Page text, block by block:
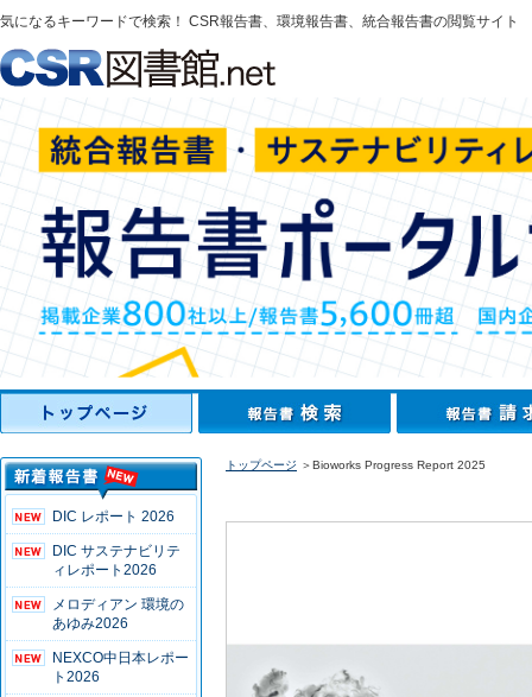
気になるキーワードで検索！ CSR報告書、環境報告書、統合報告書の閲覧サイト
DIC レポート 2026
DIC サステナビリテ
ィレポート2026
メロディアン 環境の
あゆみ2026
NEXCO中日本レポー
ト2026
トップページ ＞Bioworks Progress Report 2025